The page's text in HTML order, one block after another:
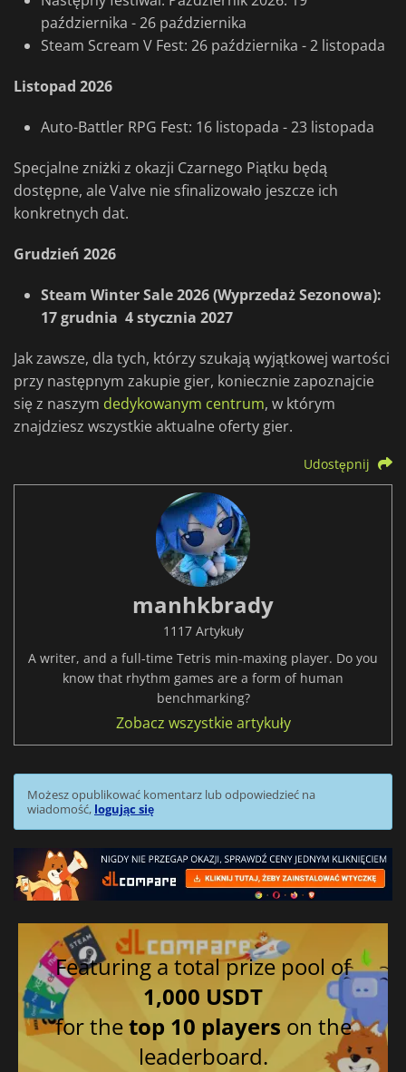
października - 26 października
Steam Scream V Fest: 26 października - 2 listopada
Listopad 2026
Auto-Battler RPG Fest: 16 listopada - 23 listopada
Specjalne zniżki z okazji Czarnego Piątku będą
dostępne, ale Valve nie sfinalizowało jeszcze ich
konkretnych dat.
Grudzień 2026
Steam Winter Sale 2026 (Wyprzedaż Sezonowa):
17 grudnia 4 stycznia 2027
Jak zawsze, dla tych, którzy szukają wyjątkowej wartości
przy następnym zakupie gier, koniecznie zapoznajcie
się z naszym dedykowanym centrum, w którym
znajdziesz wszystkie aktualne oferty gier.
Udostępnij
manhkbrady
1117 Artykuły
A writer, and a full-time Tetris min-maxing player. Do you
know that rhythm games are a form of human
benchmarking?
Zobacz wszystkie artykuły
Możesz opublikować komentarz lub odpowiedzieć na
wiadomość, logując się
Featuring a total prize pool of
1,000 USDT
for thetop 10 players on the
leaderboard.